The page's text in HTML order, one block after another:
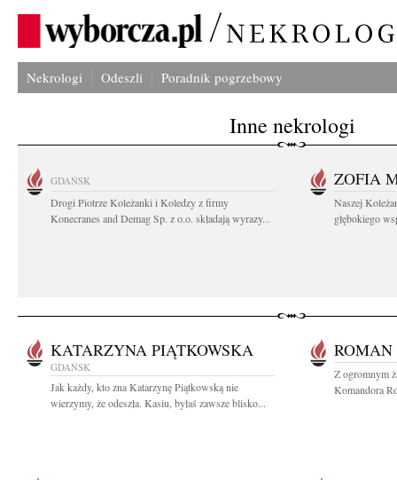
Nekrologi Odeszli Poradnik pogrzebowy
Inne nekrologi
GDAŃSK
Drogi Piotrze Koleżanki i Koledzy z firmy
Konecranes and Demag Sp. z o.o. składają wyrazy...
ZOFIA
Naszej
głębokiego
KATARZYNA PIĄTKOWSKA
GDAŃSK
Jak każdy, kto zna Katarzynę Piątkowską nie
wierzymy, że odeszła. Kasiu, byłaś zawsze blisko...
ROMAN
Z ogromnym
Komandora